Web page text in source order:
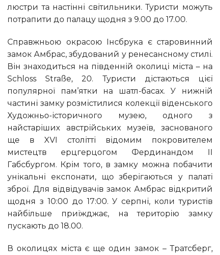
люстри та настінні світильники. Туристи можуть
потрапити до палацу щодня з 9.00 до 17.00.
Справжньою окрасою Інсбрука є старовинний
замок Амбрас, збудований у ренесансному стилі.
Він знаходиться на південній околиці міста – на
Schloss Straße, 20. Туристи дістаються цієї
популярної пам’ятки на шатл-басах. У нижній
частині замку розмістилися колекції віденського
Художньо-історичного музею, одного з
найстаріших австрійських музеїв, заснованого
ще в XVI столітті відомим покровителем
мистецтв ерцгерцогом Фердинандом II
Габсбургом. Крім того, в замку можна побачити
унікальні експонати, що зберігаються у палаті
зброї. Для відвідувачів замок Амбрас відкритий
щодня з 10:00 до 17:00. У серпні, коли туристів
найбільше приїжджає, на територію замку
пускають до 18.00.
В околицях міста є ще один замок – Тратсберг,